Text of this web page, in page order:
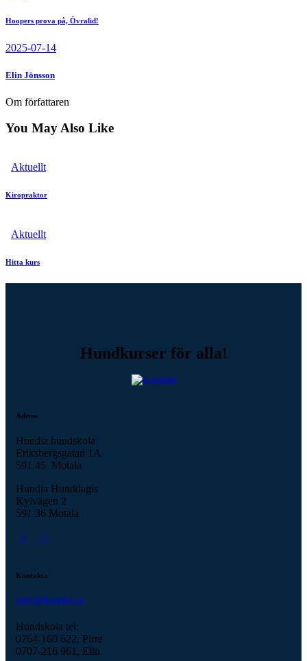
Hoopers prova på, Övralid!
2025-07-14
Elin Jönsson
Om författaren
You May Also Like
Aktuellt
Kiropraktor
Aktuellt
Hitta kurs
Hundkurser för alla!
Adress
Hundia hundskola
Eriksbergsgatan 1A
591 45 Motala
Hundia Hunddagis
Kylvägen 2
591 36 Motala
Kontakta
info@hundia.se
Hundskola tel:
0764-160 622, Pirre
0707-216 961, Elin